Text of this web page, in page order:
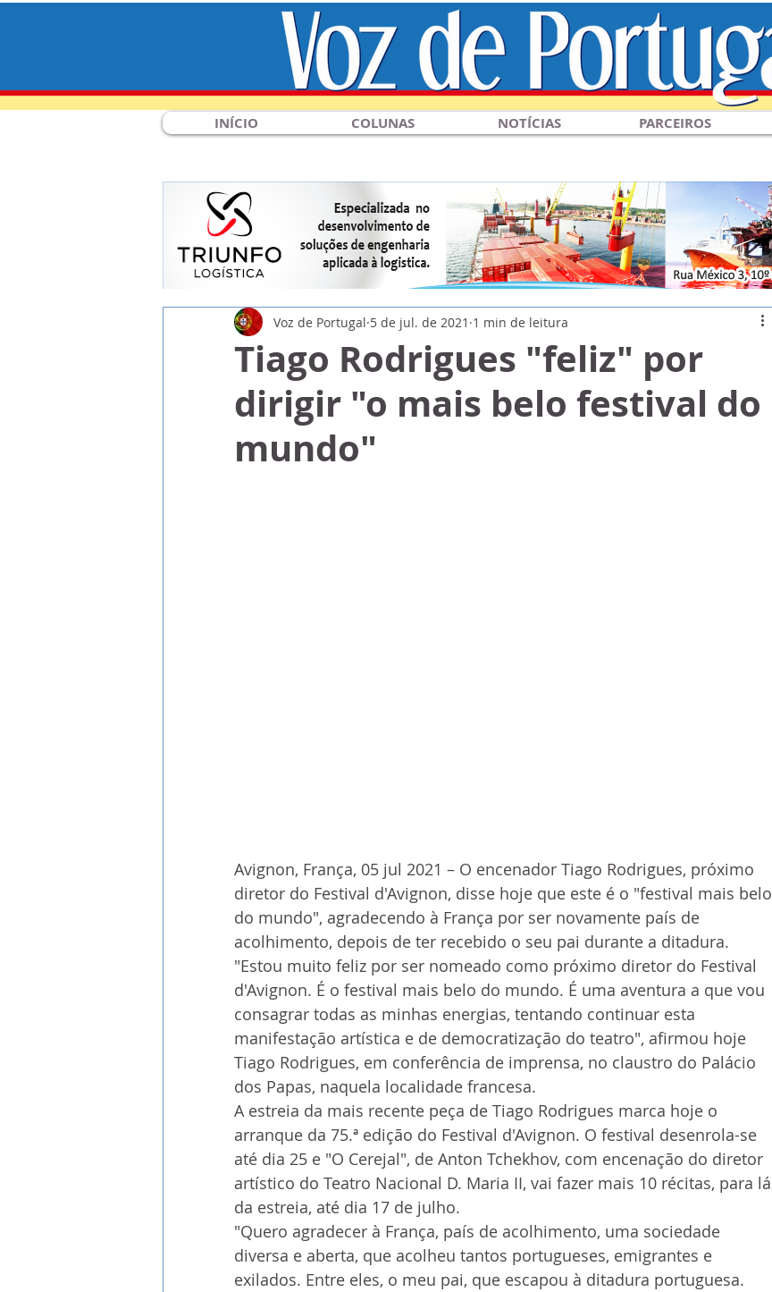
INÍCIO COLUNAS NOTÍCIAS PARCEIROS
Tiago Rodrigues "feliz" por
dirigir "o mais belo festival do
mundo"
Voz de Portugal 5 de jul. de 2021 1 min de leitura
Avignon, França, 05 jul 2021 – O encenador Tiago Rodrigues, próximo
diretor do Festival d'Avignon, disse hoje que este é o "festival mais belo
do mundo", agradecendo à França por ser novamente país de
acolhimento, depois de ter recebido o seu pai durante a ditadura.
"Estou muito feliz por ser nomeado como próximo diretor do Festival
d'Avignon. É o festival mais belo do mundo. É uma aventura a que vou
consagrar todas as minhas energias, tentando continuar esta
manifestação artística e de democratização do teatro", afirmou hoje
Tiago Rodrigues, em conferência de imprensa, no claustro do Palácio
dos Papas, naquela localidade francesa.
A estreia da mais recente peça de Tiago Rodrigues marca hoje o
arranque da 75.ª edição do Festival d'Avignon. O festival desenrola-se
até dia 25 e "O Cerejal", de Anton Tchekhov, com encenação do diretor
artístico do Teatro Nacional D. Maria II, vai fazer mais 10 récitas, para lá
da estreia, até dia 17 de julho.
"Quero agradecer à França, país de acolhimento, uma sociedade
diversa e aberta, que acolheu tantos portugueses, emigrantes e
exilados. Entre eles, o meu pai, que escapou à ditadura portuguesa.